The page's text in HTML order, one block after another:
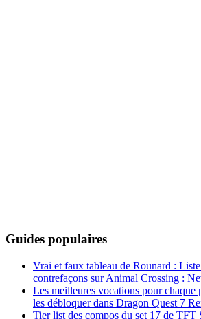
Guides populaires
Vrai et faux tableau de Rounard : Liste
contrefaçons sur Animal Crossing :
Les meilleures vocations pour chaque
les débloquer dans Dragon Quest 7
Tier list des compos du set 17 de TFT